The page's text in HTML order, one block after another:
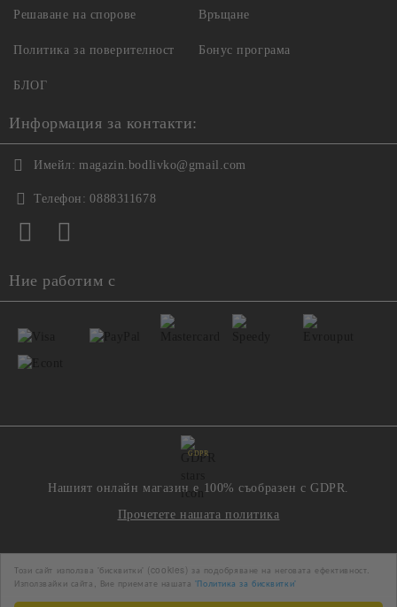
Този сайт използва 'бисквитки' (cookies) за подобряване на неговата ефективност.
Използвайки сайта, Вие приемате нашата 'Политика за бисквитки'
Решаване на спорове
Политика за поверителност
Връщане
Бонус програма
БЛОГ
Информация за контакти:
Имейл: magazin.bodlivko@gmail.com
Телефон: 0888311678
Ние работим с
GDPR
Нашият онлайн магазин е 100% съобразен с GDPR.
Прочетете нашата политика